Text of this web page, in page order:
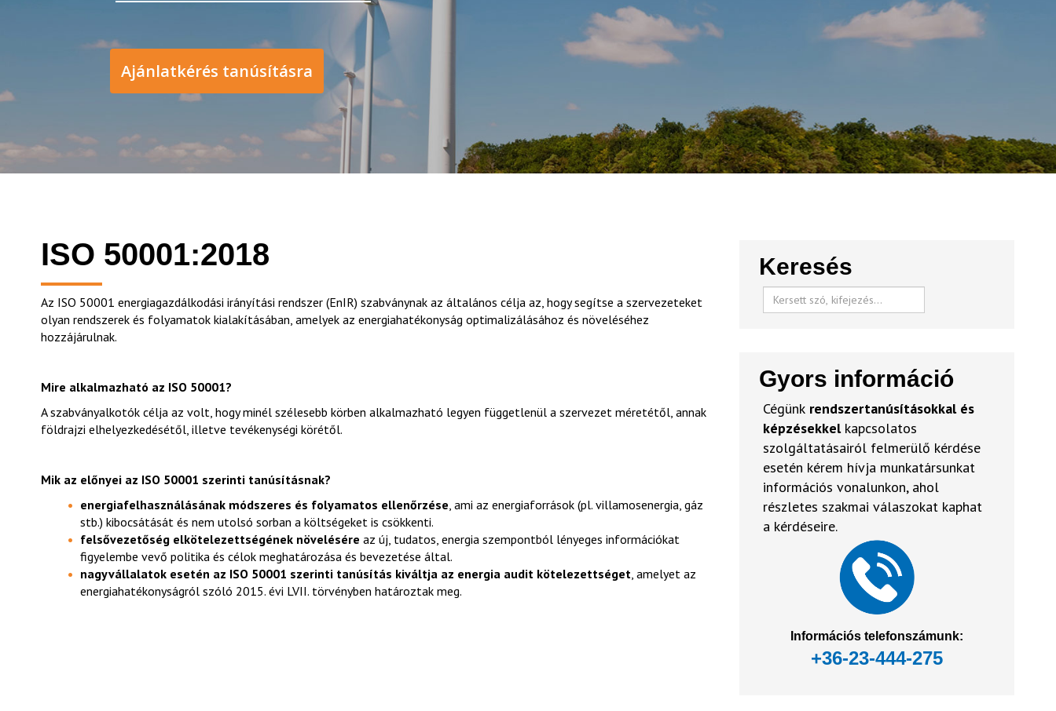
Ajánlatkérés tanúsításra
ISO 50001:2018
Az ISO 50001 energiagazdálkodási irányítási rendszer (EnIR) szabványnak az általános célja az, hogy segítse a szervezeteket
olyan rendszerek és folyamatok kialakításában, amelyek az energiahatékonyság optimalizálásához és növeléséhez
hozzájárulnak.
Mire alkalmazható az ISO 50001?
A szabványalkotók célja az volt, hogy minél szélesebb körben alkalmazható legyen függetlenül a szervezet méretétől, annak
földrajzi elhelyezkedésétől, illetve tevékenységi körétől.
Mik az előnyei az ISO 50001 szerinti tanúsításnak?
energiafelhasználásának módszeres és folyamatos ellenőrzése, ami az energiaforrások (pl. villamosenergia, gáz
stb.) kibocsátását és nem utolsó sorban a költségeket is csökkenti.
felsővezetőség elkötelezettségének növelésére az új, tudatos, energia szempontból lényeges információkat
figyelembe vevő politika és célok meghatározása és bevezetése által.
nagyvállalatok esetén az ISO 50001 szerinti tanúsítás kiváltja az energia audit kötelezettséget, amelyet az
energiahatékonyságról szóló 2015. évi LVII. törvényben határoztak meg.
Keresés
Gyors információ
Cégünk rendszertanúsításokkal és
képzésekkel kapcsolatos
szolgáltatásairól felmerülő kérdése
esetén kérem hívja munkatársunkat
információs vonalunkon, ahol
részletes szakmai válaszokat kaphat
a kérdéseire.
Információs telefonszámunk:
+36-23-444-275